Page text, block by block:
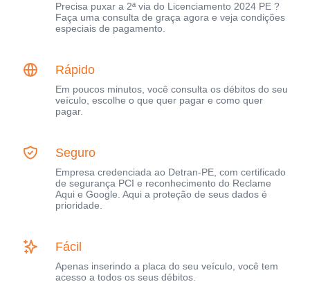
Precisa puxar a 2ª via do Licenciamento 2024 PE ?
Faça uma consulta de graça agora e veja condições
especiais de pagamento.
Rápido
Em poucos minutos, você consulta os débitos do seu
veículo, escolhe o que quer pagar e como quer
pagar.
Seguro
Empresa credenciada ao Detran-PE, com certificado
de segurança PCI e reconhecimento do Reclame
Aqui e Google. Aqui a proteção de seus dados é
prioridade.
Fácil
Apenas inserindo a placa do seu veículo, você tem
acesso a todos os seus débitos.